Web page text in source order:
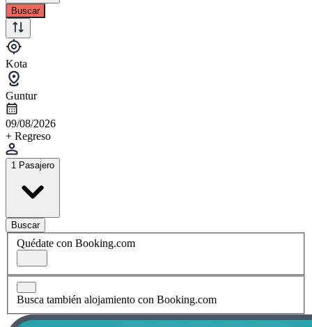
Buscar
Kota
Guntur
09/08/2026
+ Regreso
1 Pasajero
Buscar
Quédate con Booking.com
Busca también alojamiento con Booking.com